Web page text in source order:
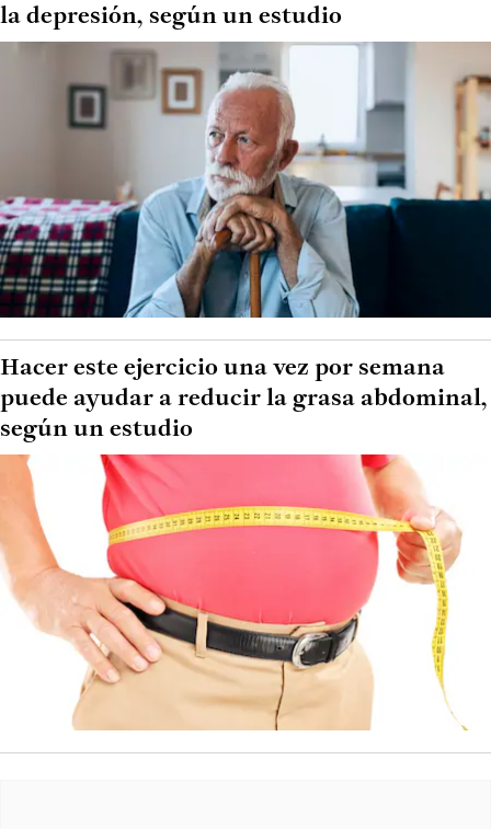
la depresión, según un estudio
Hacer este ejercicio una vez por semana
puede ayudar a reducir la grasa abdominal,
según un estudio